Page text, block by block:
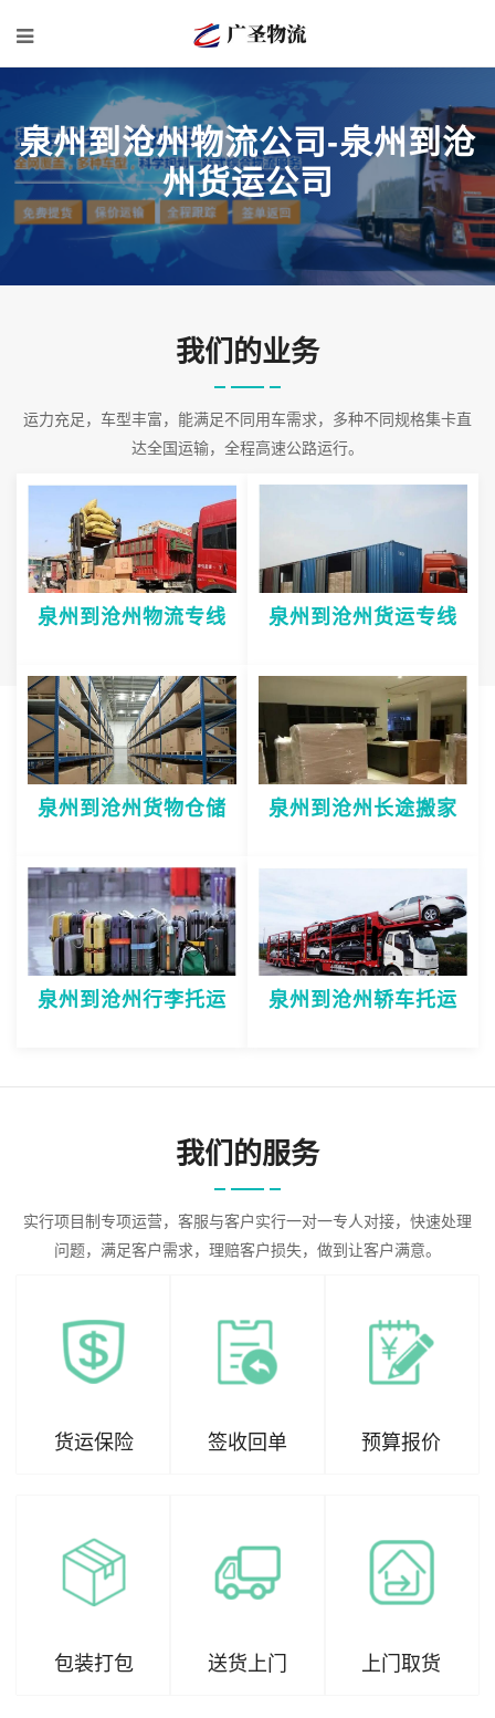
泉州到沧州物流公司-泉州到沧
州货运公司
我们的业务
运力充足，车型丰富，能满足不同用车需求，多种不同规格集卡直
达全国运输，全程高速公路运行。
泉州到沧州物流专线 泉州到沧州货运专线
泉州到沧州货物仓储 泉州到沧州长途搬家
泉州到沧州行李托运 泉州到沧州轿车托运
我们的服务
实行项目制专项运营，客服与客户实行一对一专人对接，快速处理
问题，满足客户需求，理赔客户损失，做到让客户满意。
货运保险 签收回单 预算报价
包装打包 送货上门 上门取货